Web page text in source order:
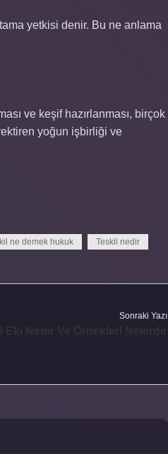
yetkisi denir. Bu ne anlama
ve keşif hazırlanması, birçok
yoğun işbirliği ve
ne demek hukuk Teskil nedir
Sonraki Yazı